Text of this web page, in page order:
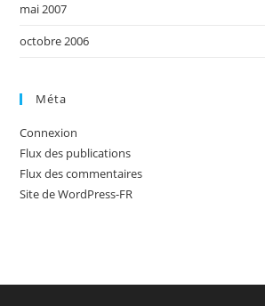
mai 2007
octobre 2006
Méta
Connexion
Flux des publications
Flux des commentaires
Site de WordPress-FR